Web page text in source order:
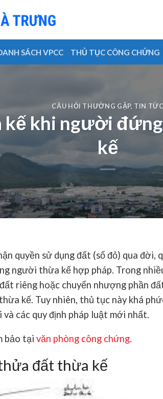
SÁCH VPCC THỦ TỤC CÔNG CHỨNG
CÂU HỎI THƯỜNG GẶP, TIN TỨC
khi người
kế
quyền sử dụng đất (sổ đỏ) qua đời,
người thừa kế hợp pháp. Trong
riêng hoặc chuyển nhượng phần
kế. Tuy nhiên, thủ tục này khá
và các quy định pháp luật mới nhất.
bảo tại văn phòng công chứng.
đất thừa kế